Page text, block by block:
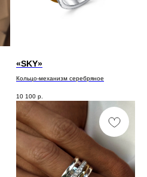
«SKY»
Кольцо-механизм серебряное
10 100 р.